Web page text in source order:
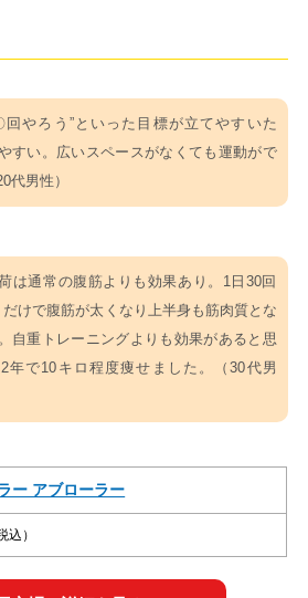
回やろう”といった目標が立てやすいた
すい。広いスペースがなくても運動がで
代男性）
は通常の腹筋よりも効果あり。1日30回
だけで腹筋が太くなり上半身も筋肉質とな
自重トレーニングよりも効果があると思
年で10キロ程度痩せました。（30代男
ー アブローラー
込）